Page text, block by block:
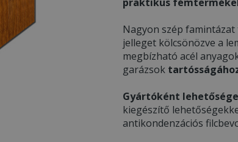
Nagyon szép
jelleget kölcsönözve a
megbízható acél
garázsok
Gyártóként
kiegészítő
antikondenzációs